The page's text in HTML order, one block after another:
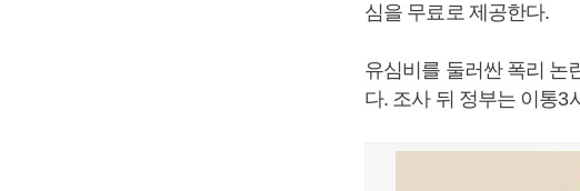
심을 무료로 제공한다.
유심비를 둘러싼 폭리 논
다. 조사 뒤 정부는 이통3